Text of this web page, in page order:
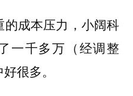
成本压力，小阔科
一千多万（经调整
很多。